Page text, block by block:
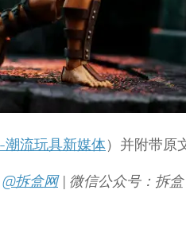
潮流玩具新媒体）并附带原
@拆盒网| 微信公众号：拆盒